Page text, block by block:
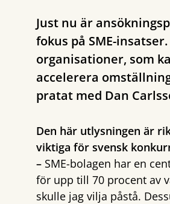
Just nu är
fokus på SME-
organisationer, som
accelerera
pratat med Dan
Den här utlysningen är
viktiga för svensk
– SME-bolagen har en
för upp till 70 procent av
skulle jag vilja påstå.